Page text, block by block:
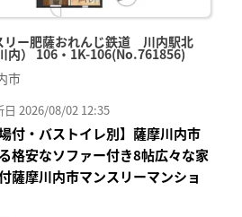
リー肥薩おれんじ鉄道 川内駅北
内） 106・1K-106(No.761856)
市
日 2026/08/02 12:35
場付・バストイレ別】薩摩川内市
格安なソファー付き8帖広々な家
薩摩川内市マンスリーマンショ